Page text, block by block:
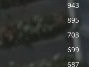
943
895
703
699
687